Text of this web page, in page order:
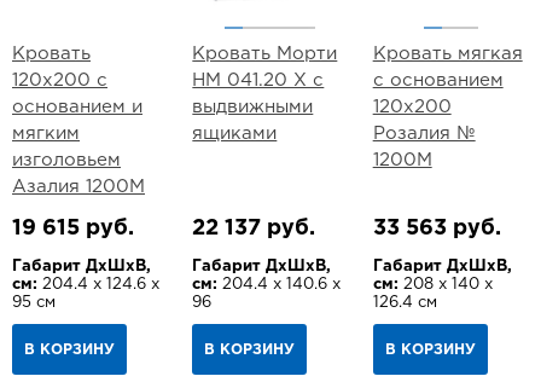
Кровать
120х200 с
основанием и
мягким
изголовьем
Азалия 1200М
19 615 руб.
Габарит ДхШхВ,
см: 204.4 х 124.6 х
95 см
В КОРЗИНУ
Кровать Морти
НМ 041.20 Х с
выдвижными
ящиками
22 137 руб.
Габарит ДхШхВ,
см: 204.4 х 140.6 х
96
В КОРЗИНУ
Кровать мягкая
с основанием
120х200
Розалия №
1200М
33 563 руб.
Габарит ДхШхВ,
см: 208 х 140 х
126.4 см
В КОРЗИНУ